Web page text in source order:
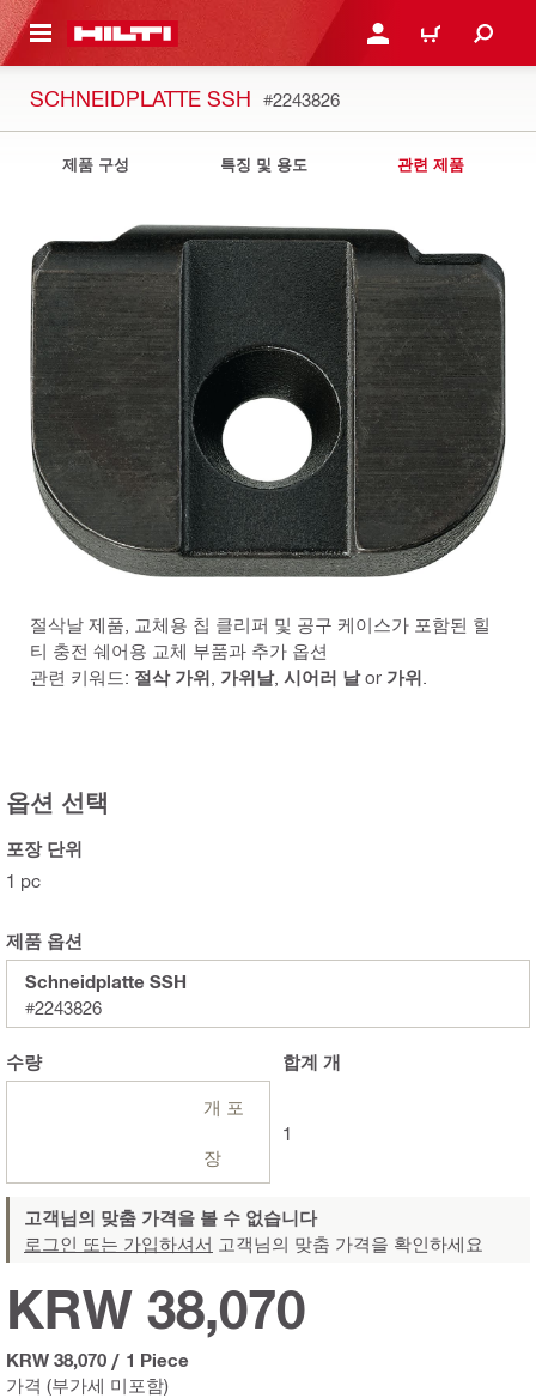
으로 건너뛰기 로그인 또는 회원가입
장바구니
SCHNEIDPLATTE SSH #2243826
제품 구성 특징 및 용도 관련 제품
절삭날 제품, 교체용 칩 클리퍼 및 공구 케이스가 포함된 힐
티 충전 쉐어용 교체 부품과 추가 옵션
관련 키워드: 절삭 가위 가위날, 시어러 날or 가위
옵션 선택
포장 단위
1 pc
제품 옵션
Schneidplatte SSH
#2243826
수량
개 포
장
합계 개
1
고객님의 맞춤 가격을 볼 수 없습니다
로그인 또는 가입하셔서 고객님의 맞춤 가격을 확인하세요
가격 (부가세 미포함)
KRW 38,070
KRW 38,070 / 1 Piece